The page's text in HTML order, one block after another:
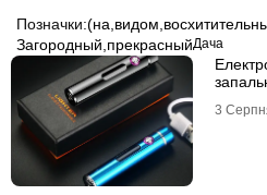
Позначки:(на видом
Загородный прекрасныйДача
3